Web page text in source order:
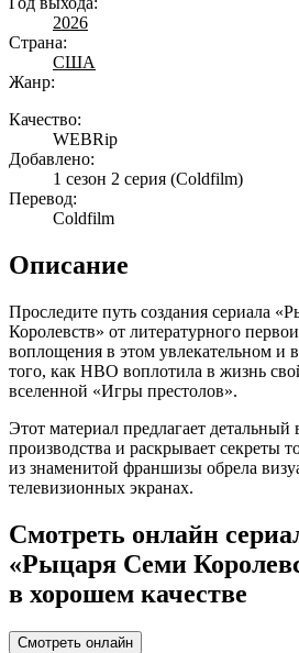
2026
Страна:
США
Жанр:
Качество:
WEBRip
Добавлено:
1 сезон 2 серия (Coldfilm)
Перевод:
Coldfilm
Описание
Проследите путь создания сериала
Королевств» от литературного
воплощения в этом увлекательном и
того, как HBO воплотила в жизнь
вселенной «Игры престолов».
Этот материал предлагает детальный
производства и раскрывает секреты
из знаменитой франшизы обрела
телевизионных экранах.
Смотреть онлайн
«Рыцаря Семи
в хорошем качестве
Смотреть онлайн